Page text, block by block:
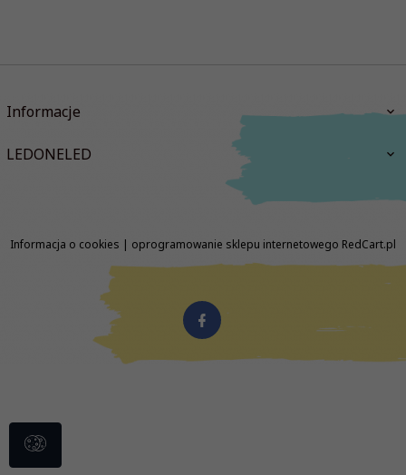
Informacje
LEDONELED
biuro@ledoneled.pl
Informacja o cookies | oprogramowanie sklepu internetowego RedCart.pl